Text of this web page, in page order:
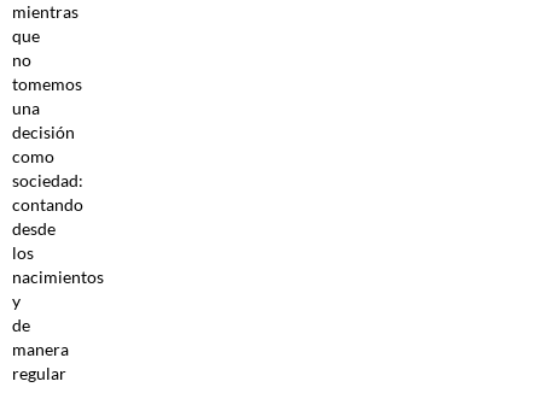
mientras
que
no
tomemos
una
decisión
como
sociedad:
contando
desde
los
nacimientos
y
de
manera
regular